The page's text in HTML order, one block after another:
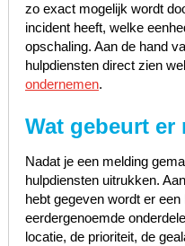
zo exact mogelijk wordt
incident heeft, welke
opschaling. Aan de hand
hulpdiensten direct zien
ondernemen.
Wat gebeurt er
Nadat je een melding
hulpdiensten uitrukken.
hebt gegeven wordt er
eerdergenoemde
locatie, de prioriteit, de